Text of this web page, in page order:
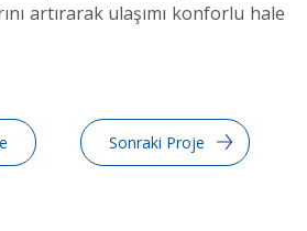
artırarak ulaşımı konforlu hale
Sonraki Proje